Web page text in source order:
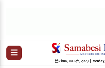
सोमबार,साउन २५,२०८३| Monday,